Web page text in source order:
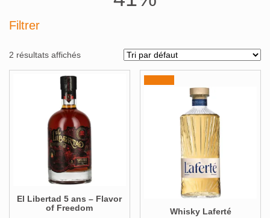
Filtrer
Alcools Bio
Bouteilles originales
Calendrier de l'avent
Coffrets Cadeau
Magnums et +
Pays
2 résultats affichés
El Libertad 5 ans – Flavor
of Freedom
Whisky Laferté